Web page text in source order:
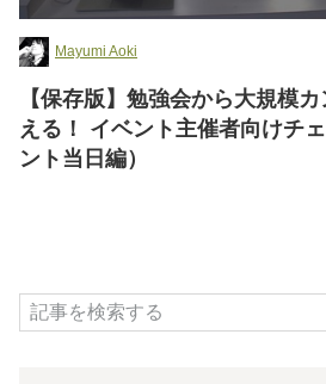
Mayumi Aoki
【保存版】勉強会から大規模
える！ イベント主催者向けチ
ント当日編）